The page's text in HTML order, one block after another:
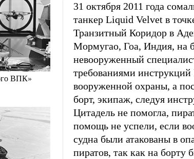
ВПК»
31 октября 2011 года
танкер Liquid Velvet в
Транзитный Коридор в
Мормугао, Гоа, Индия, на
невооруженный
требованиями
вооруженной охраны, а
борт, экипаж, следуя
Цитадель не помогла,
помощь не успели, если
судна были атакованы в
пиратов, так как на борту